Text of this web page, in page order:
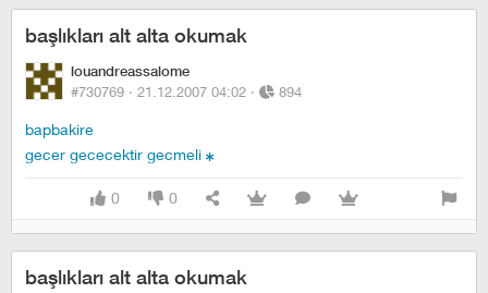
başlıkları alt alta okumak
louandreassalome
#730769 · 21.12.2007 04:02 · 894
bapbakire
gecer gececektir gecmeli
0 0
başlıkları alt alta okumak